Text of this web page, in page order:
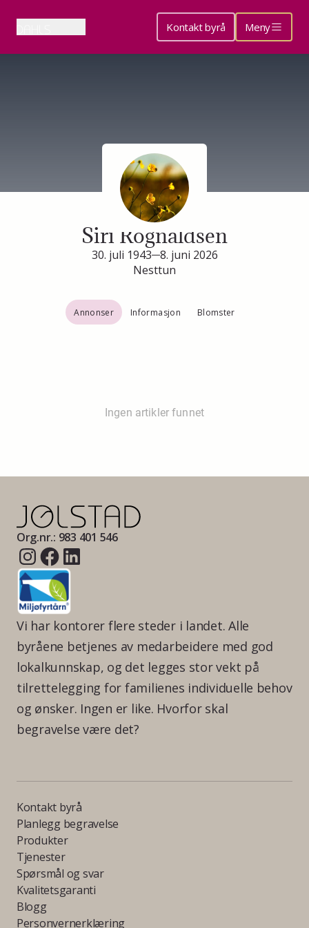
Kontakt byrå Meny
Minneside for
Siri Rognaldsen
30. juli 1943 8. juni 2026
Nesttun
Annonser Informasjon Blomster
Ingen artikler funnet
Org.nr.: 983 401 546
Vi har kontorer flere steder i landet. Alle
byråene betjenes av medarbeidere med god
lokalkunnskap, og det legges stor vekt på
tilrettelegging for familienes individuelle behov
og ønsker. Ingen er like. Hvorfor skal
begravelse være det?
Kontakt byrå
Planlegg begravelse
Produkter
Tjenester
Spørsmål og svar
Kvalitetsgaranti
Blogg
Personvernerklæring